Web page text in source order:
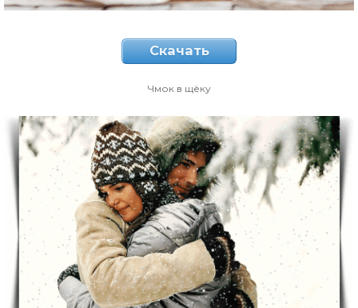
Скачать
Чмок в щёку